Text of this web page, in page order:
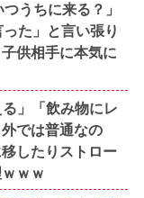
うちに来る？」
た」と言い張り
供相手に本気に
」「飲み物にレ
では普通なの
したりストロー
ｗｗ